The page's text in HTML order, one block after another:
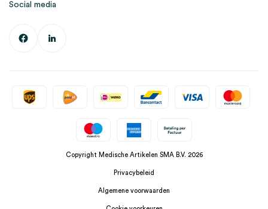
Social media
Copyright Medische Artikelen SMA B.V. 2026
Privacybeleid
Algemene voorwaarden